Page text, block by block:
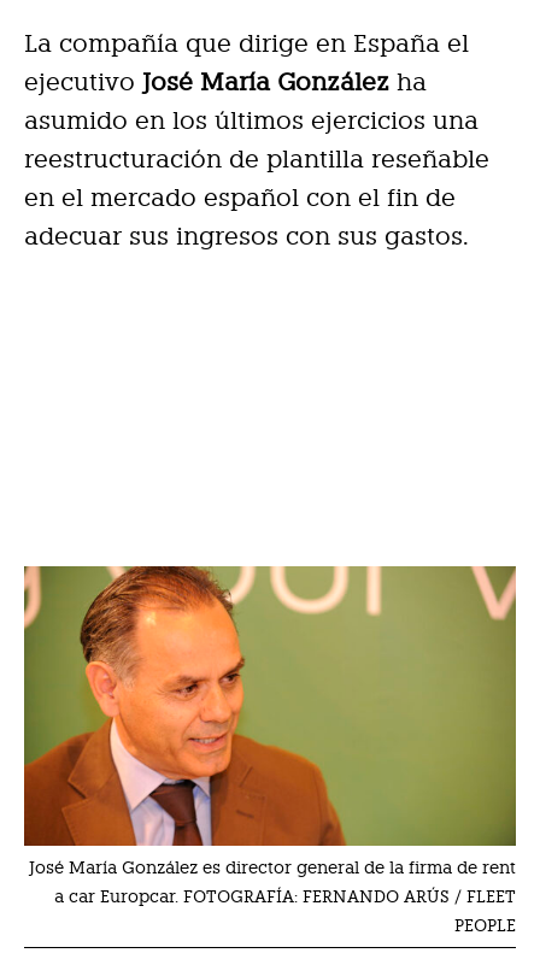
La compañía que dirige en España el
ejecutivo José María González ha
asumido en los últimos ejercicios una
reestructuración de plantilla reseñable
en el mercado español con el fin de
adecuar sus ingresos con sus gastos.
José María González es director general de la firma de rent
a car Europcar. FOTOGRAFÍA: FERNANDO ARÚS / FLEET
PEOPLE